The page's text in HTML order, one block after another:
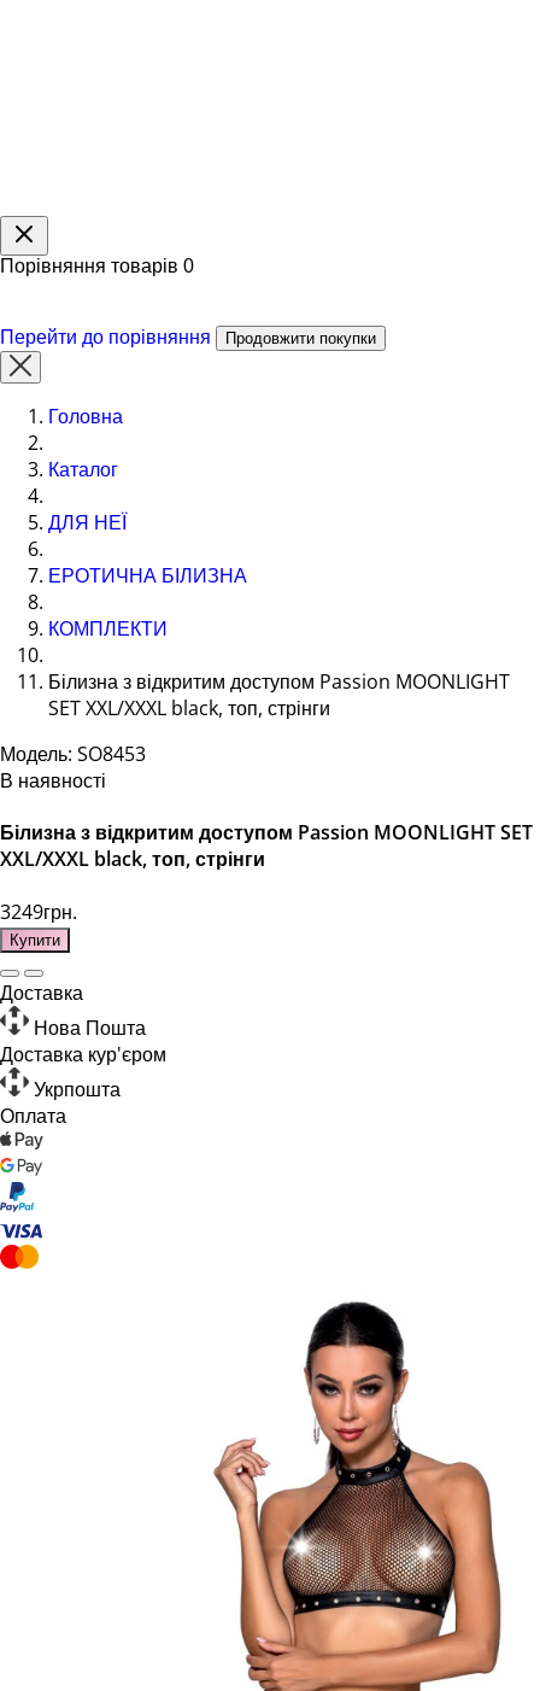
Порівняння товарів 0
Перейти до порівняння Продовжити покупки
Головна
Каталог
ДЛЯ НЕЇ
ЕРОТИЧНА БІЛИЗНА
КОМПЛЕКТИ
Білизна з відкритим доступом Passion MOONLIGHT
SET XXL/XXXL black, топ, стрінги
Модель: SO8453
В наявності
Білизна з відкритим доступом Passion MOONLIGHT SET
XXL/XXXL black, топ, стрінги
3249грн.
Купити
Доставка
Нова Пошта
Доставка кур'єром
Укрпошта
Оплата